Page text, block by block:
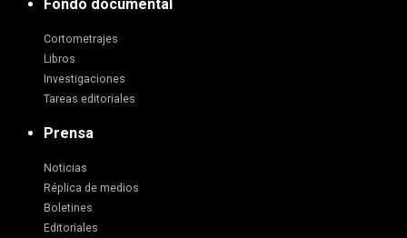
Fondo documental
Cortometrajes
Libros
Investigaciones
Tareas editoriales
Prensa
Noticias
Réplica de medios
Boletines
Editoriales